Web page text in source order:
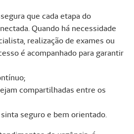
que cada etapa do
Quando há necessidade
realização de exames ou
é acompanhado para garantir
compartilhadas entre os
seguro e bem orientado.